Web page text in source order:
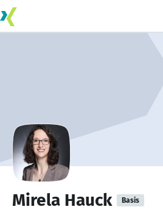
Mirela Hauck Basis